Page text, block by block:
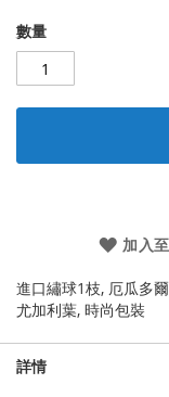
images
gallery
數量
加入
進口繡球1枝, 厄瓜多
尤加利葉, 時尚包裝
詳情